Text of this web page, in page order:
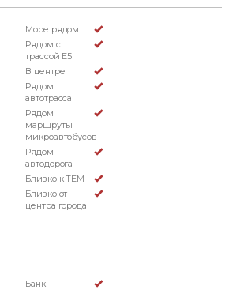
Море рядом
Рядом с
трассой Е5
В центре
Рядом
автотрасса
Рядом
маршруты
микроавтобусов
Рядом
автодорога
Близко к TEM
Близко от
центра города
Банк